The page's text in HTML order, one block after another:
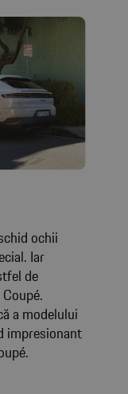
ochii
Iar
de
a modelului
impresionant